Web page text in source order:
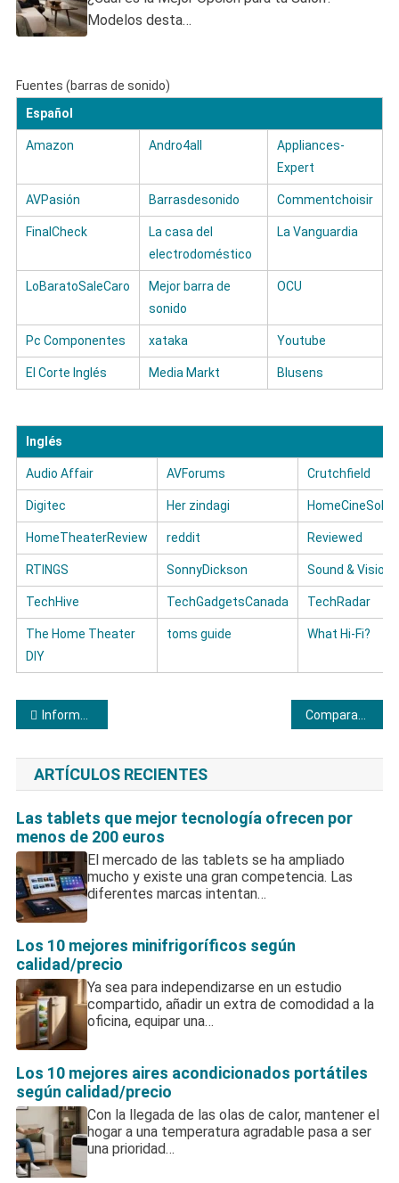
Modelos desta…
Fuentes (barras de sonido)
Español
Amazon Andro4all
Appliances-
Expert
AVPasión Barrasdesonido Commentchoisir
FinalCheck
La casa del
electrodoméstico
La Vanguardia
LoBaratoSaleCaro
Mejor barra de
sonido
OCU
Pc Componentes xataka Youtube
El Corte Inglés Media Markt Blusens
Inglés
Audio Affair AVForums Crutchfield
Digitec Her zindagi
HomeTheaterReview reddit Reviewed
RTINGS SonnyDickson Sound & Vision
TechHive TechGadgetsCanada TechRadar
The Home Theater
DIY
toms guide What Hi-Fi?
Navegación
de
entradas
Información para elegir el mejor microondas LG
ARTÍCULOS RECIENTES
Las tablets que mejor tecnología ofrecen por
menos de 200 euros
El mercado de las tablets se ha ampliado
mucho y existe una gran competencia. Las
diferentes marcas intentan…
Los 10 mejores minifrigoríficos según
calidad/precio
Ya sea para independizarse en un estudio
compartido, añadir un extra de comodidad a la
oficina, equipar una…
Los 10 mejores aires acondicionados portátiles
según calidad/precio
Con la llegada de las olas de calor, mantener el
hogar a una temperatura agradable pasa a ser
una prioridad…